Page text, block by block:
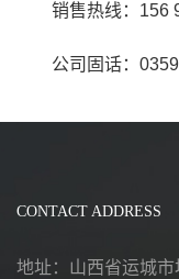
销售热线：156
公司固话：
CONTACT ADDRESS
地址：山西省运城市